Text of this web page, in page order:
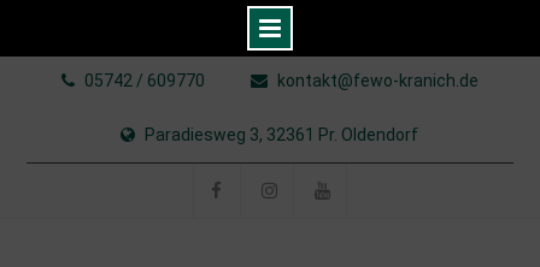
05742 / 609770 kontakt@fewo-kranich.de
Paradiesweg 3, 32361 Pr. Oldendorf